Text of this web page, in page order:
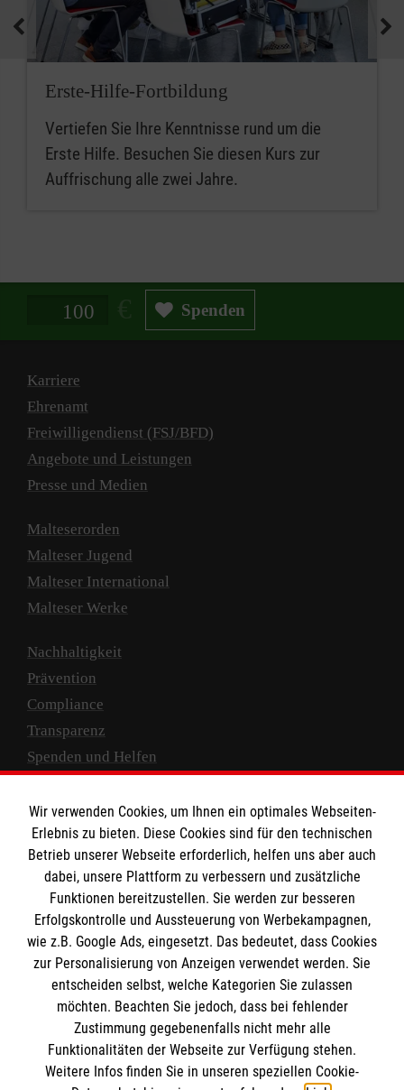
Erste-Hilfe-Fortbildung
Vertiefen Sie Ihre Kenntnisse rund um die
Erste Hilfe. Besuchen Sie diesen Kurs zur
Auffrischung alle zwei Jahre.
Spendenbetrag in Euro Spenden
Karriere
Ehrenamt
Freiwilligendienst (FSJ/BFD)
Angebote und Leistungen
Presse und Medien
Malteserorden
Malteser Jugend
Malteser International
Malteser Werke
Nachhaltigkeit
Prävention
Compliance
Transparenz
Spenden und Helfen
Empfänger: Malteser Hilfsdienst e.V.
IBAN: DE10 3706 0120 1201 2000 12
BIC: GENODED 1PA7
Newsletter abonnieren
Wir verwenden Cookies, um Ihnen ein optimales Webseiten-
Erlebnis zu bieten. Diese Cookies sind für den technischen
Betrieb unserer Webseite erforderlich, helfen uns aber auch
dabei, unsere Plattform zu verbessern und zusätzliche
Funktionen bereitzustellen. Sie werden zur besseren
Erfolgskontrolle und Aussteuerung von Werbekampagnen,
wie z.B. Google Ads, eingesetzt. Das bedeutet, dass Cookies
zur Personalisierung von Anzeigen verwendet werden. Sie
entscheiden selbst, welche Kategorien Sie zulassen
möchten. Beachten Sie jedoch, dass bei fehlender
Zustimmung gegebenenfalls nicht mehr alle
Funktionalitäten der Webseite zur Verfügung stehen.
Weitere Infos finden Sie in unseren speziellen Cookie-